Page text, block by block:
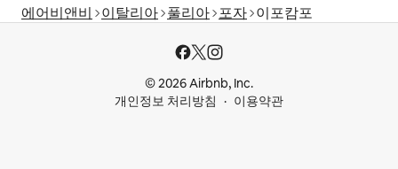
에어비앤비 이탈리아 풀리아 포자 이포캄포
© 2026 Airbnb, Inc.
개인정보 처리방침
이용약관